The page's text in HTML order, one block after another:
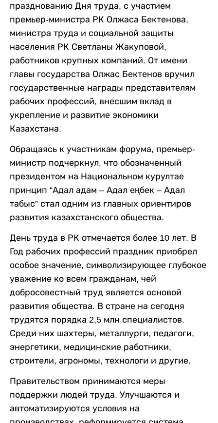
празднованию Дня труда, с участием
премьер-министра РК Олжаса Бектенова,
министра труда и социальной защиты
населения РК Светланы Жакуповой,
работников крупных компаний. От имени
главы государства Олжас Бектенов вручил
государственные награды представителям
рабочих профессий, внесшим вклад в
укрепление и развитие экономики
Казахстана.
Обращаясь к участникам форума, премьер-
министр подчеркнул, что обозначенный
президентом на Национальном курултае
принцип “Адал адам – Адал еңбек – Адал
табыс” стал одним из главных ориентиров
развития казахстанского общества.
День труда в РК отмечается более 10 лет. В
Год рабочих профессий праздник приобрел
особое значение, символизирующее глубокое
уважение ко всем гражданам, чей
добросовестный труд является основой
развития общества. В стране на сегодня
трудятся порядка 2,5 млн специалистов.
Среди них шахтеры, металлурги, педагоги,
энергетики, медицинские работники,
строители, агрономы, технологи и другие.
Правительством принимаются меры
поддержки людей труда. Улучшаются и
автоматизируются условия на